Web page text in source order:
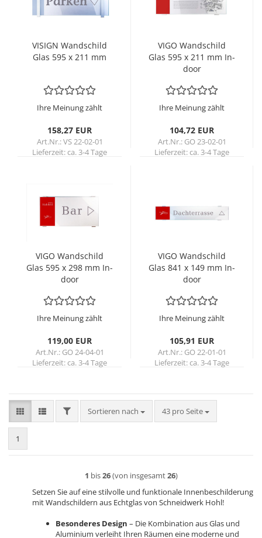
VI­SIGN Wand­schild
Glas 595 x 211 mm
Ihre Meinung zählt
158,27 EUR
Art.Nr.: VS 22-02-01
Lieferzeit:ca. 3-4 Tage
VIGO Wand­schild
Glas 595 x 211 mm In­
door
Ihre Meinung zählt
104,72 EUR
Art.Nr.: GO 23-02-01
Lieferzeit:ca. 3-4 Tage
VIGO Wand­schild
Glas 595 x 298 mm In­
door
Ihre Meinung zählt
119,00 EUR
Art.Nr.: GO 24-04-01
Lieferzeit:ca. 3-4 Tage
VIGO Wand­schild
Glas 841 x 149 mm In­
door
Ihre Meinung zählt
105,91 EUR
Art.Nr.: GO 22-01-01
Lieferzeit:ca. 3-4 Tage
FILTERSortieren nach
Sortieren nach 43 pro Seite
pro Seite
1
1 bis26(von insgesamt26)
Setzen Sie auf eine stilvolle und funktionale Innenbeschilderung
mit Wandschildern aus Echtglas von Schneidwerk Hohl!
Besonderes Design – Die Kombination aus Glas und
Aluminium verleiht Ihren Räumen eine moderne und